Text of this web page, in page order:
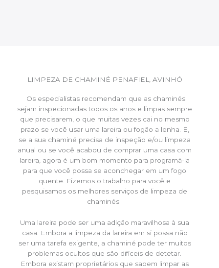
LIMPEZA DE CHAMINÉ PENAFIEL, AVINHÓ
Os especialistas recomendam que as chaminés
sejam inspecionadas todos os anos e limpas sempre
que precisarem, o que muitas vezes cai no mesmo
prazo se você usar uma lareira ou fogão a lenha. E,
se a sua chaminé precisa de inspeção e/ou limpeza
anual ou se você acabou de comprar uma casa com
lareira, agora é um bom momento para programá-la
para que você possa se aconchegar em um fogo
quente. Fizemos o trabalho para você e
pesquisamos os melhores serviços de limpeza de
chaminés.
Uma lareira pode ser uma adição maravilhosa à sua
casa. Embora a limpeza da lareira em si possa não
ser uma tarefa exigente, a chaminé pode ter muitos
problemas ocultos que são difíceis de detetar.
Embora existam proprietários que sabem limpar as